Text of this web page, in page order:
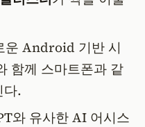
운 Android 기반 시
함께 스마트폰과 같
다.
와 유사한 AI 어시스